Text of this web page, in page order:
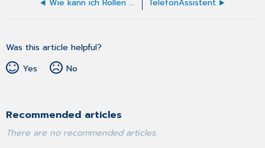
Wie kann ich Rollen und Rechte verwalten? TelefonAssistent
Was this article helpful?
Yes
No
Recommended articles
There are no recommended articles.